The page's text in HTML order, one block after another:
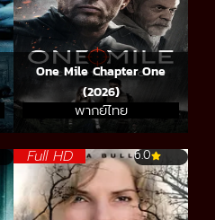
One Mile Chapter One
(2026)
พากย์ไทย
Full HD 6.0